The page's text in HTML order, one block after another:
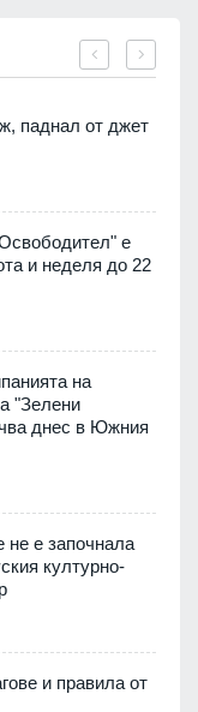
паднал от джет
е
и неделя до 22
на
"Зелени
днес в Южния
е започнала
културно-
и правила от